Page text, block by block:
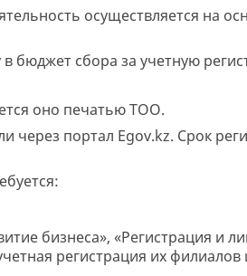
осуществляется на
бюджет сбора за учетную
оно печатью ТОО.
портал Egov.kz. Срок
бизнеса», «Регистрация и
регистрация их филиалов